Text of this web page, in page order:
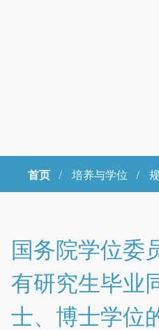
首页 / 培养与学位 /
国务院学位委
有研究生毕业
士、博士学位